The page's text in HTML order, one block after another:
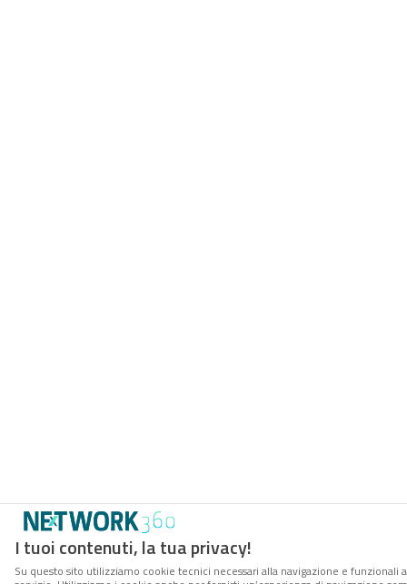
I tuoi contenuti, la tua privacy!
Su questo sito utilizziamo cookie tecnici necessari alla navigazione e funzionali